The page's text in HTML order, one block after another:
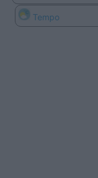
Tempo